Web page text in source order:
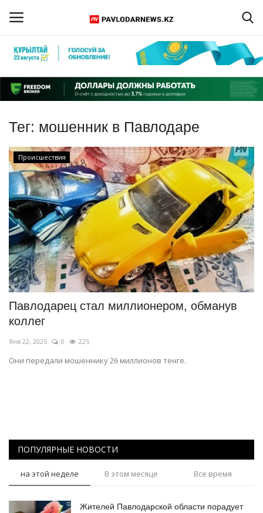
Регистрация
Главная
Обратная связь
ПАВЛОДАРСКАЯ ОБЛАСТЬ
КАЗАХСТАН
МИР
СПЕЦПРОЕКТЫ
СПОРТ
Чек-лист
РАЗВЛЕЧЕНИЯ
Қазақша Русский
Тег: мошенник в Павлодаре
Происшествия
Павлодарец стал миллионером, обманув
коллег
Янв 22, 2025 0 225
Они передали мошеннику 26 миллионов тенге.
ПОПУЛЯРНЫЕ НОВОСТИ
на этой неделе В этом месяце Все время
Жителей Павлодарской области порадует